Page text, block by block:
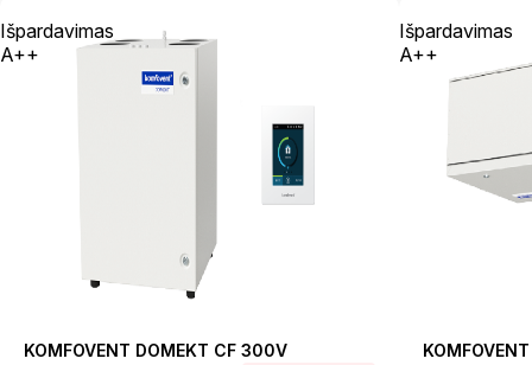
Išpardavimas
A++
KOMFOVENT DOMEKT CF 300V
Išpardavimas
A++